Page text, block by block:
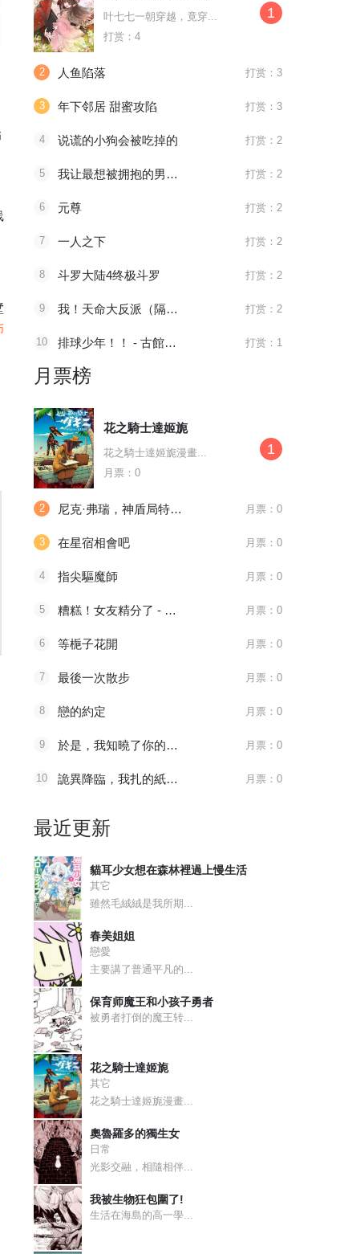
096 太子血亲
天官赐福
叶七七一朝穿越，竟穿...
打赏：4
1
2 人鱼陷落 打赏：3
3 年下邻居 甜蜜攻陷 打赏：3
4 说谎的小狗会被吃掉的 打赏：2
5 我让最想被拥抱的男人给威胁了 打赏：2
6 元尊 打赏：2
7 一人之下 打赏：2
8 斗罗大陆4终极斗罗 打赏：2
9 我！天命大反派（隔周双更） 打赏：2
10 排球少年！！ - 古館春一 打赏：1
月票榜
花之騎士達姬旎
花之騎士達姬旎漫畫...
月票：0
1
2 尼克·弗瑞，神盾局特工v1 月票：0
3 在星宿相會吧 月票：0
4 指尖驅魔師 月票：0
5 糟糕！女友精分了 - 仙娛文化 月票：0
6 等梔子花開 月票：0
7 最後一次散步 月票：0
8 戀的約定 月票：0
9 於是，我知曉了你的季節 月票：0
10 詭異降臨，我扎的紙人女僕成真了 月票：0
最近更新
貓耳少女想在森林裡過上慢生活
其它
雖然毛絨絨是我所期...
春美姐姐
戀愛
主要講了普通平凡的...
保育师魔王和小孩子勇者
被勇者打倒的魔王转...
花之騎士達姬旎
其它
花之騎士達姬旎漫畫...
奧魯羅多的獨生女
日常
光影交融，相隨相伴...
我被生物狂包圍了!
生活在海島的高一學...